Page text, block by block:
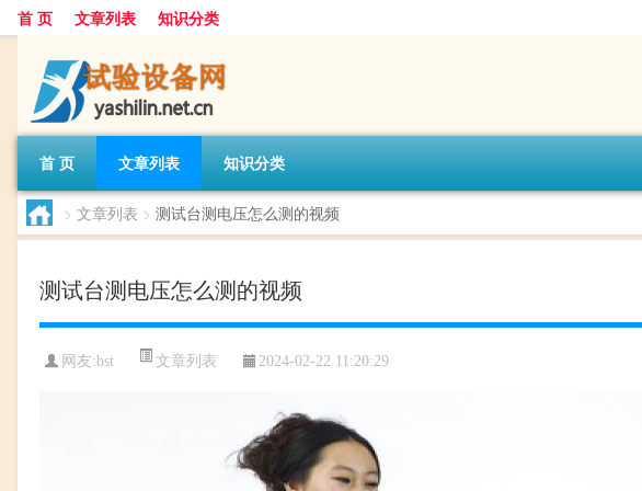
首 页 文章列表 知识分类
首 页 文章列表 知识分类
> 文章列表 > 测试台测电压怎么测的视频
测试台测电压怎么测的视频
网友:bst 文章列表 2024-02-22 11:20:29